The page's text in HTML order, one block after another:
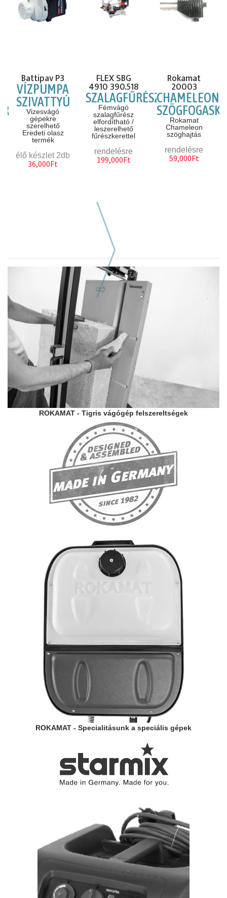
Battipav P3
VÍZPUMPA
SZIVATTYÚ
Vizesvágó
gépekre
szerelhető
Eredeti olasz
termék
élő készlet 2db
36,000Ft
FLEX SBG
4910 390.518
SZALAGFŰRÉSZ
Fémvágó
szalagfűrész
elfordítható /
leszerelhető
fűrészkerettel
rendelésre
199,000Ft
Rokamat
20003
CHAMELEON
Rokamat
Chameleon
szöghajtás
rendelésre
59,000Ft
Következő hasonló
ROKAMAT - Tigris vágógép felszereltségek
ROKAMAT - Specialitásunk a speciális gépek